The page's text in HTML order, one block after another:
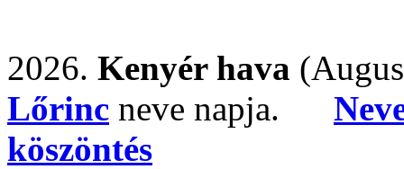
2026. Kenyér hava
Lőrinc neve napja.
köszöntés